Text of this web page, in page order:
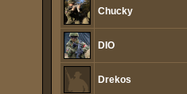
Chucky
DIO
Drekos